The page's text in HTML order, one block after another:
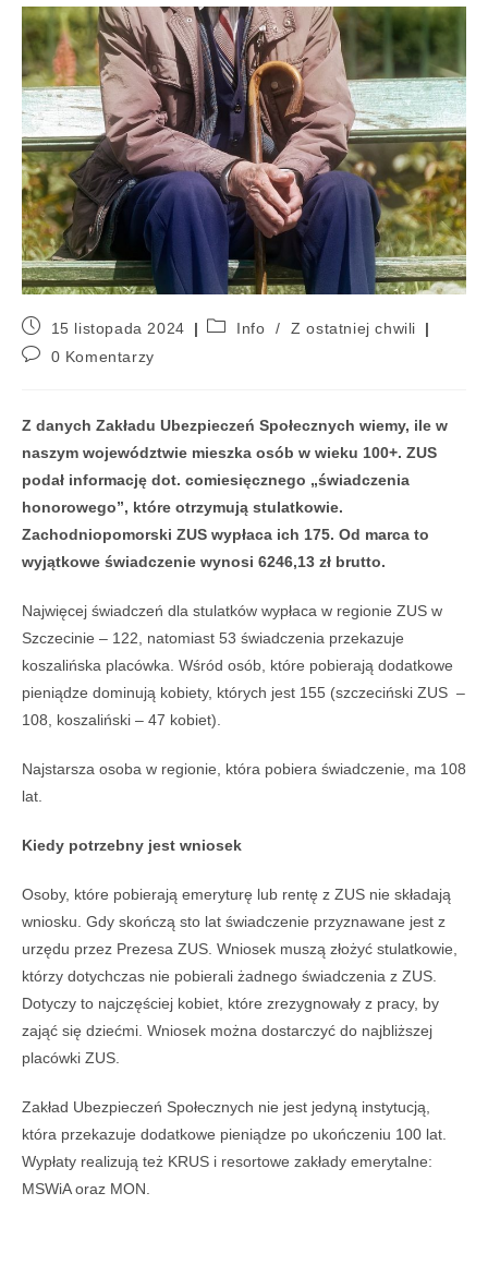
15 listopada 2024 Info /
Z ostatniej chwili
0 Komentarzy
Z danych Zakładu Ubezpieczeń Społecznych wiemy, ile w
naszym województwie mieszka osób w wieku 100+. ZUS
podał informację dot. comiesięcznego „świadczenia
honorowego”, które otrzymują stulatkowie.
Zachodniopomorski ZUS wypłaca ich 175. Od marca to
wyjątkowe świadczenie wynosi 6246,13 zł brutto.
Najwięcej świadczeń dla stulatków wypłaca w regionie ZUS w
Szczecinie – 122, natomiast 53 świadczenia przekazuje
koszalińska placówka. Wśród osób, które pobierają dodatkowe
pieniądze dominują kobiety, których jest 155 (szczeciński ZUS –
108, koszaliński – 47 kobiet).
Najstarsza osoba w regionie, która pobiera świadczenie, ma 108
lat.
Kiedy potrzebny jest wniosek
Osoby, które pobierają emeryturę lub rentę z ZUS nie składają
wniosku. Gdy skończą sto lat świadczenie przyznawane jest z
urzędu przez Prezesa ZUS. Wniosek muszą złożyć stulatkowie,
którzy dotychczas nie pobierali żadnego świadczenia z ZUS.
Dotyczy to najczęściej kobiet, które zrezygnowały z pracy, by
zająć się dziećmi. Wniosek można dostarczyć do najbliższej
placówki ZUS.
Zakład Ubezpieczeń Społecznych nie jest jedyną instytucją,
która przekazuje dodatkowe pieniądze po ukończeniu 100 lat.
Wypłaty realizują też KRUS i resortowe zakłady emerytalne:
MSWiA oraz MON.